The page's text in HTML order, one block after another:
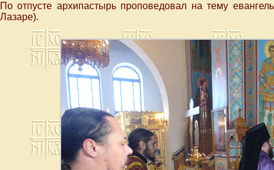
По отпусте архипастырь проповедовал на тему
Лазаре).